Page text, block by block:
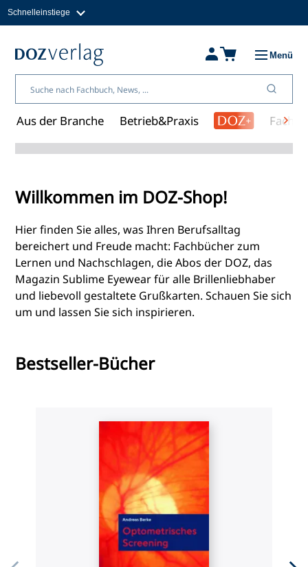
Inhalt
Schnelleinstiege
Fachbücher & Shop
Über uns
Menü
Aus der Branche Betrieb&Praxis
Willkommen im DOZ-Shop!
Hier finden Sie alles, was Ihren Berufsalltag
bereichert und Freude macht: Fachbücher zum
Lernen und Nachschlagen, die Abos der DOZ, das
Magazin Sublime Eyewear für alle Brillenliebhaber
und liebevoll gestaltete Grußkarten. Schauen Sie sich
um und lassen Sie sich inspirieren.
Bestseller-Bücher